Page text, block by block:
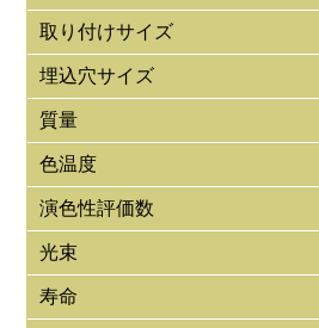
取り付けサイズ
埋込穴サイズ
質量
色温度
演色性評価数
光束
寿命